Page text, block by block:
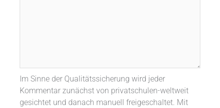
Im Sinne der Qualitätssicherung wird jeder
Kommentar zunächst von privatschulen-weltweit
gesichtet und danach manuell freigeschaltet. Mit